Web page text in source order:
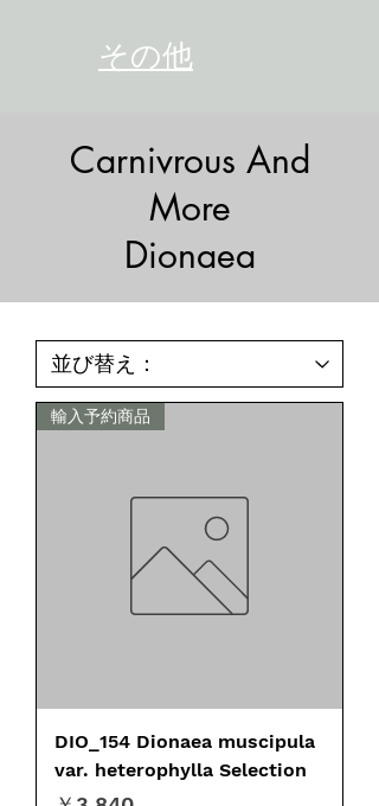
​その他
Carnivrous And
More
Dionaea
輸入予約商品
DIO_154 Dionaea muscipula
var. heterophylla Selection